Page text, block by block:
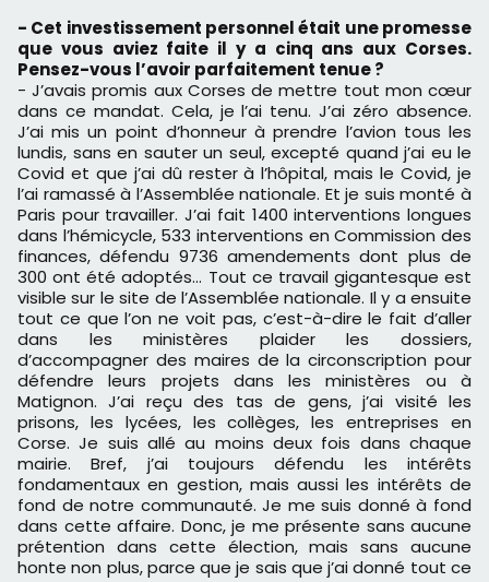
- Cet investissement personnel était une promesse
que vous aviez faite il y a cinq ans aux Corses.
Pensez-vous l’avoir parfaitement tenue ?
- J’avais promis aux Corses de mettre tout mon cœur
dans ce mandat. Cela, je l’ai tenu. J’ai zéro absence.
J’ai mis un point d’honneur à prendre l’avion tous les
lundis, sans en sauter un seul, excepté quand j’ai eu le
Covid et que j’ai dû rester à l’hôpital, mais le Covid, je
l’ai ramassé à l’Assemblée nationale. Et je suis monté à
Paris pour travailler. J’ai fait 1400 interventions longues
dans l’hémicycle, 533 interventions en Commission des
finances, défendu 9736 amendements dont plus de
300 ont été adoptés... Tout ce travail gigantesque est
visible sur le site de l’Assemblée nationale. Il y a ensuite
tout ce que l’on ne voit pas, c’est-à-dire le fait d’aller
dans les ministères plaider les dossiers,
d’accompagner des maires de la circonscription pour
défendre leurs projets dans les ministères ou à
Matignon. J’ai reçu des tas de gens, j’ai visité les
prisons, les lycées, les collèges, les entreprises en
Corse. Je suis allé au moins deux fois dans chaque
mairie. Bref, j’ai toujours défendu les intérêts
fondamentaux en gestion, mais aussi les intérêts de
fond de notre communauté. Je me suis donné à fond
dans cette affaire. Donc, je me présente sans aucune
prétention dans cette élection, mais sans aucune
honte non plus, parce que je sais que j’ai donné tout ce